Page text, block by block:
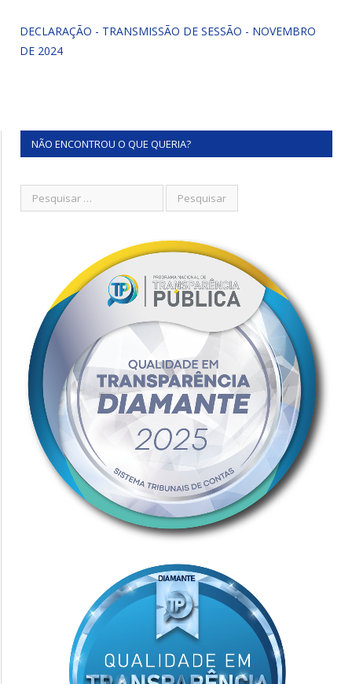
DECLARAÇÃO - TRANSMISSÃO DE SESSÃO - NOVEMBRO
DE 2024
NÃO ENCONTROU O QUE QUERIA?